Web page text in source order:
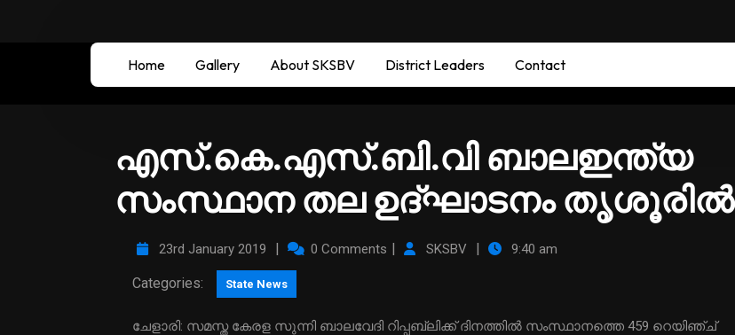
Home Gallery About SKSBV District Leaders Contact
എസ്.കെ.എസ്.ബി.വി ബാലഇന്ത്യ
സംസ്ഥാന തല ഉദ്ഘാടനം തൃശൂരില്‍
23rd January 2019 | 0 Comments | SKSBV | 9:40 am
Categories: State News
ചേളാരി: സമസ്ത കേരള സുന്നി ബാലവേദി റിപ്പബ്ലിക്ക് ദിനത്തില്‍ സംസ്ഥാനത്തെ 459 റെയിഞ്ച്